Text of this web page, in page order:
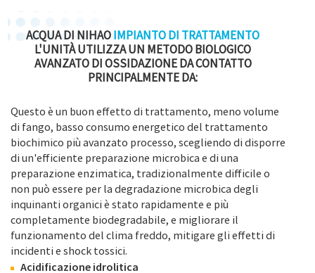
trattamento delle acque reflue.
• Processo tecnologico-2
L'unità di trattamento biochimico utilizza un metodo di
ossidazione del contatto biologico avanzato,
principalmente da
1. acidificazione idrolitica,
2. Biochimica dell'ipossia,
3. Ossidazione da contatto,
4. Reflusso liquido di nitrificazione,
5. Reflusso di fanghi,
6. Precipitazione secondaria, aerazione, disinfezione e
altri processi.
ACQUA DI NIHAOIMPIANTO DI TRATTAMENTO
L'UNITÀ UTILIZZA UN METODO BIOLOGICO
AVANZATO DI OSSIDAZIONE DA CONTATTO
PRINCIPALMENTE DA:
Questo è un buon effetto di trattamento, meno volume
di fango, basso consumo energetico del trattamento
biochimico più avanzato processo, scegliendo di disporre
di un'efficiente preparazione microbica e di una
preparazione enzimatica, tradizionalmente difficile o
non può essere per la degradazione microbica degli
inquinanti organici è stato rapidamente e più
completamente biodegradabile, e migliorare il
funzionamento del clima freddo, mitigare gli effetti di
incidenti e shock tossici.
Acidificazione idrolitica